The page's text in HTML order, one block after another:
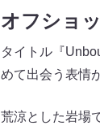
オフショ
タイトル『
めて出会う表情
荒涼とした岩場